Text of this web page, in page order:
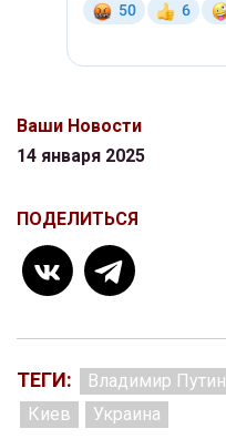
Ваши Новости
14 января 2025
ПОДЕЛИТЬСЯ
ТЕГИ: Владимир Путин
Киев
Украина